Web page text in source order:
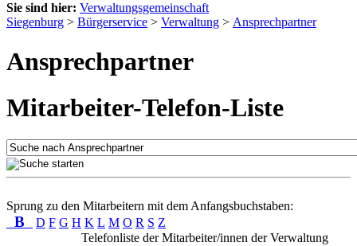
Sie sind hier: Verwaltungsgemeinschaft
Siegenburg > Bürgerservice > Verwaltung > Ansprechpartner
Ansprechpartner
Mitarbeiter-Telefon-Liste
Sprung zu den Mitarbeitern mit dem Anfangsbuchstaben:
B D F G H K L M O R S Z
Telefonliste der Mitarbeiter/innen der Verwaltung